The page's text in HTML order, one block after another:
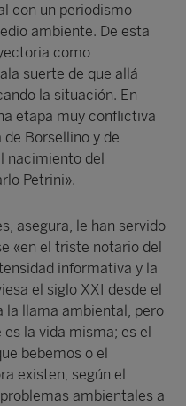
con un periodismo
ambiente. De esta
como
suerte de que allá
la situación. En
etapa muy conflictiva
Borsellino y de
nacimiento del
Petrini».
asegura, le han servido
«en el triste notario del
informativa y la
el siglo XXI desde el
la llama ambiental, pero
la vida misma; es el
bebemos o el
existen, según el
ambientales a